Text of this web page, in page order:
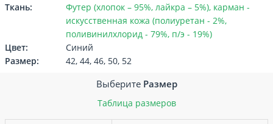
Ткань:
Футер (хлопок – 95%, лайкра – 5%), карман -
искусственная кожа (полиуретан - 2%,
поливинилхлорид - 79%, п/э - 19%)
Цвет:
Синий
Размер:
42, 44, 46, 50, 52
Выберите Размер
Таблица размеров